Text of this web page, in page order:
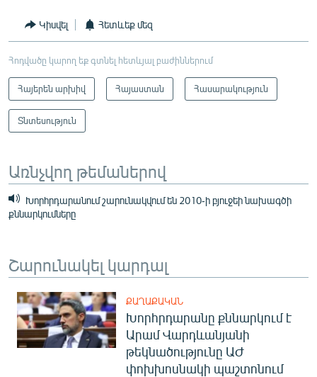
Կիսվել Հետևեք մեզ
Հոդվածը կարող եք գտնել հետևյալ բաժիններում
Հայերեն արխիվ Հայաստան Հասարակություն
Տնտեսություն
Առնչվող թեմաներով
Խորհրդարանում շարունակվում են 2010-ի բյուջեի նախագծի
քննարկումները
Շարունակել կարդալ
ՔԱՂԱՔԱԿԱՆ
Խորհրդարանը քննարկում է
Արամ Վարդևանյանի
թեկնածությունը ԱԺ
փոխխոսնակի պաշտոնում